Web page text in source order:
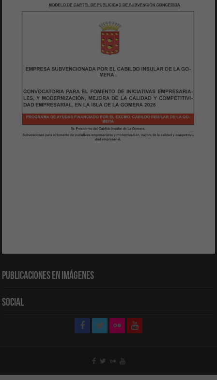
Publicaciones en Imágenes
Social